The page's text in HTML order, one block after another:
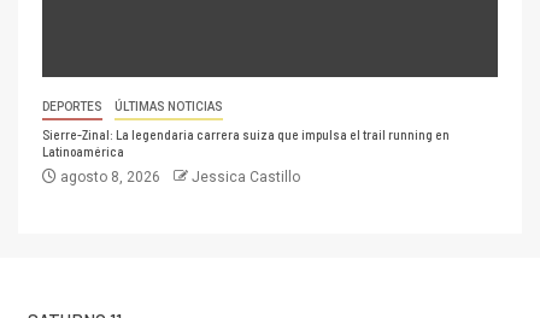
DEPORTES ÚLTIMAS NOTICIAS
Sierre-Zinal: La legendaria carrera suiza que impulsa el trail running en
Latinoamérica
agosto 8, 2026 Jessica Castillo